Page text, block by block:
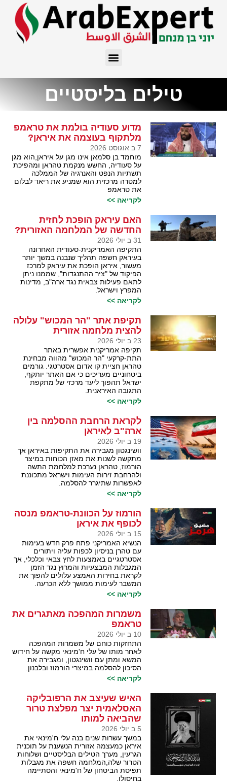
טילים בליסטיים
מדוע סעודיה בולמת את טראמפ
מלתקוף בעוצמה את איראן?
7 ב אוגוסט 2026
מוחמד בן סלמאן אינו מגן על איראן,הוא מגן
על סעודיה, החשש מנקמת טהראן ומהפיכת
תשתיות הנפט והאנרגיה של הממלכה
למטרה מרכזית הוא שמניע את ריאד לבלום
את טראמפ
לקריאה >>
האם עיראק הופכת לחזית
החדשה של המלחמה האזורית?
31 ב יולי 2026
התקיפה האמריקנית-סעודית האחרונה
בעיראק חשפה תהליך שנבנה במשך יותר
מעשור, איראן הופכת את עיראק למרכז
הפיקוד של "ציר ההתנגדות", שממנו ניתן
לתאם פעילות צבאית נגד ארה"ב, מדינות
המפרץ וישראל.
לקריאה >>
תקיפת אתר "הר המכוש" עלולה
להצית מלחמה אזורית
23 ב יולי 2026
תקיפה אמריקנית אפשרית באתר
התת-קרקעי "הר המכוש" מהווה מבחינת
טהראן חציית קו אדום אסטרטגי. גורמים
ביטחוניים מעריכים כי אם האתר יותקף,
ישראל תהפוך ליעד מרכזי של מתקפת
התגובה האיראנית.
לקריאה >>
לקראת הרחבת ההסלמה בין
ארה"ב לאיראן
19 ב יולי 2026
וושינגטון מגבירה את התקיפות באיראן אך
מתקשה לשנות את מאזן הכוחות במיצר
הורמוז, טהראן נערכת למלחמת התשה
ולהרחבת זירות העימות וישראל מתכוננת
לאפשרות שתיגרר להסלמה.
לקריאה >>
הורמוז על הכוונת-טראמפ מנסה
לכופף את איראן
15 ב יולי 2026
הנשיא האמריקני פתח פרק חדש בעימות
עם טהרן בניסיון לכפות עליה ויתורים
אסטרטגיים באמצעות לחץ צבאי וכלכלי, אך
המגבלות המבצעיות והמרוץ נגד הזמן
לקראת בחירות האמצע עלולים להפוך את
המשבר לעימות ממושך ללא הכרעה.
לקריאה >>
משמרות המהפכה מאתגרים את
טראמפ
10 ב יולי 2026
התחזקות כוחם של משמרות המהפכה
לאחר מותו של עלי ח'מינאי מקשה על חידוש
המשא ומתן עם וושינגטון, ומגבירה את
הסיכון להסלמה במיצרי הורמוז ובלבנון.
לקריאה >>
האיש שעיצב את הרפובליקה
האסלאמית יצר מפלצת טרור
שהביאה למותו
5 ב יולי 2026
במשך עשרות שנים בנה עלי ח'מינאי את
איראן כמעצמה אזורית הנשענת על תוכנית
הגרעין, מערך הטילים הבליסטיים ושלוחות
הטרור שלה,המלחמה חשפה את מגבלות
תפיסת הביטחון של ח'מינאי והסתיימה
בחיסולו.